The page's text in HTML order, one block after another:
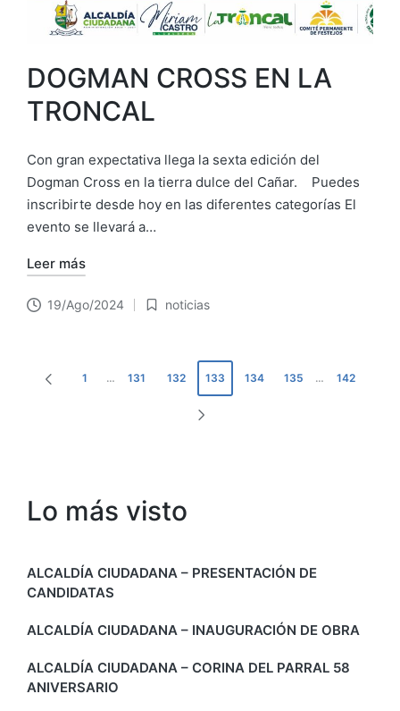
DOGMAN CROSS EN LA
TRONCAL
Con gran expectativa llega la sexta edición del
Dogman Cross en la tierra dulce del Cañar. Puedes
inscribirte desde hoy en las diferentes categorías El
evento se llevará a…
Leer más
19/Ago/2024
Publicado
noticias
Navegación
PÁGINA
1 … 131 132 133 134 135 … 142
Lo más visto
ALCALDÍA CIUDADANA – PRESENTACIÓN DE
CANDIDATAS
ALCALDÍA CIUDADANA – INAUGURACIÓN DE OBRA
ALCALDÍA CIUDADANA – CORINA DEL PARRAL 58
ANIVERSARIO